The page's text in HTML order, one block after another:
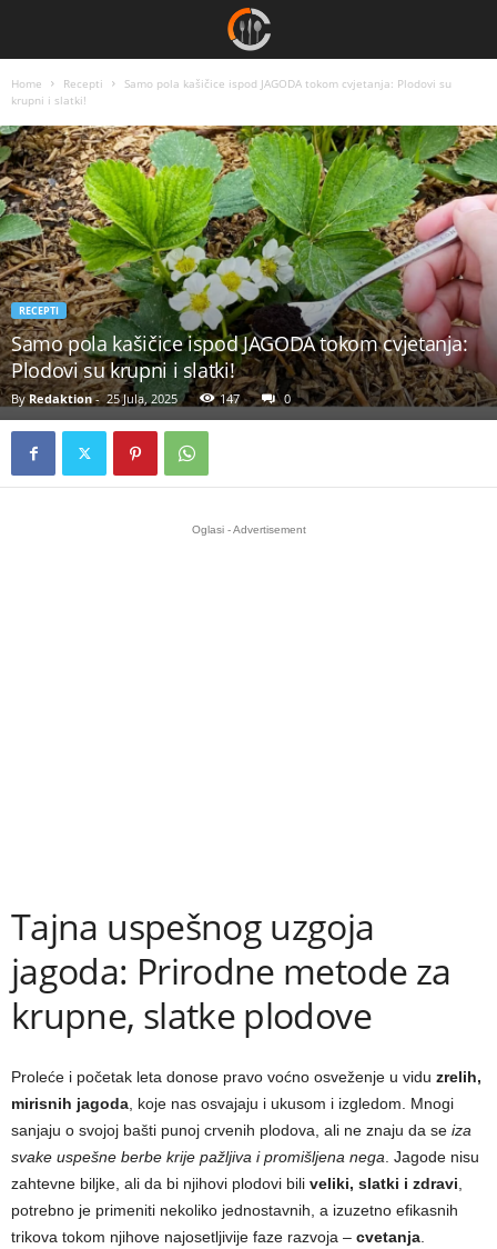
Home Recepti
Samo pola kašičice ispod JAGODA tokom cvjetanja: Plodovi su
krupni i slatki!
RECEPTI
Samo pola kašičice ispod JAGODA tokom cvjetanja:
Plodovi su krupni i slatki!
By Redaktion- 25 Jula, 2025 147 0
Oglasi - Advertisement
Tajna uspešnog uzgoja
jagoda: Prirodne metode za
krupne, slatke plodove
Proleće i početak leta donose pravo voćno osveženje u vidu zrelih,
mirisnih jagoda , koje nas osvajaju i ukusom i izgledom. Mnogi
sanjaju o svojoj bašti punoj crvenih plodova, ali ne znaju da se iza
svake uspešne berbe krije pažljiva i promišljena nega . Jagode nisu
zahtevne biljke, ali da bi njihovi plodovi bili veliki, slatki i zdravi
potrebno je primeniti nekoliko jednostavnih, a izuzetno efikasnih
trikova tokom njihove najosetljivije faze razvoja – cvetanja